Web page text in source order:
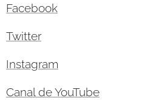
Facebook
Twitter
Instagram
Canal de YouTube